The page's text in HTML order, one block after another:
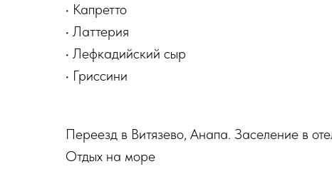
• Капретто
• Латтерия
• Лефкадийский сыр
• Гриссини
Переезд в Витязево, Анапа. Заселение в
Отдых на море